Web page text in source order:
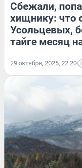
Сбежали,
хищнику: что
Усольцевых,
тайге месяц
29 октября, 2025, 22:20